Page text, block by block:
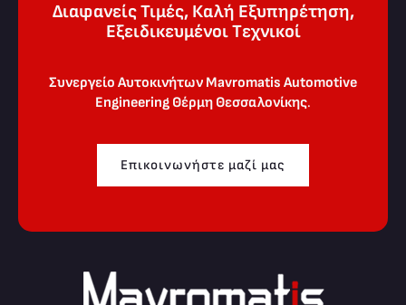
Διαφανείς Τιμές, Καλή Εξυπηρέτηση,
Eξειδικευμένοι Tεχνικοί
Συνεργείο Αυτοκινήτων Mavromatis Automotive
Engineering Θέρμη Θεσσαλονίκης.
Επικοινωνήστε μαζί μας